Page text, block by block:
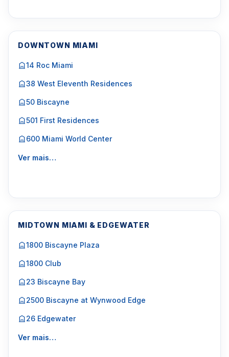
DOWNTOWN MIAMI
14 Roc Miami
38 West Eleventh Residences
50 Biscayne
501 First Residences
600 Miami World Center
Ver mais…
MIDTOWN MIAMI & EDGEWATER
1800 Biscayne Plaza
1800 Club
23 Biscayne Bay
2500 Biscayne at Wynwood Edge
26 Edgewater
Ver mais…